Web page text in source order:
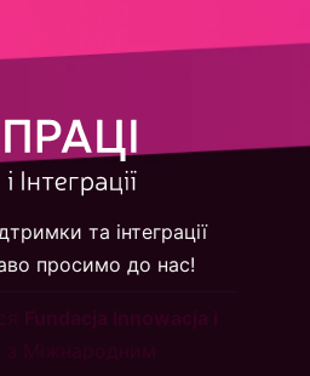
та інтеграції
просимо до нас!